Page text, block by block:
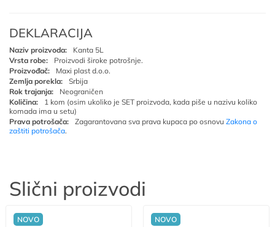
DEKLARACIJA
Naziv proizvoda:
Kanta 5L
Vrsta robe:
Proizvodi široke potrošnje.
Proizvođač:
Maxi plast d.o.o.
Zemlja porekla:
Srbija
Rok trajanja:
Neograničen
Količina:
1 kom (osim ukoliko je SET proizvoda, kada piše u nazivu koliko
komada ima u setu)
Prava potrošača:
Zagarantovana sva prava kupaca po osnovu Zakona o
zaštiti potrošača.
Slični proizvodi
NOVO NOVO